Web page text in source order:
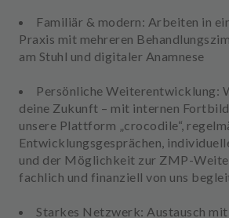
Familiär & modern: Arbeiten in
Praxis mit mehreren
am Stuhl und digitaler Anamnese
Persönliche Weiterentwicklung:
deine Zukunft – mit internen
unsere Plattform „crocodile“,
Entwicklungsgesprächen,
und der Möglichkeit zur ZMP-
fachlich und finanziell von uns
Starkes Netzwerk: Austausch